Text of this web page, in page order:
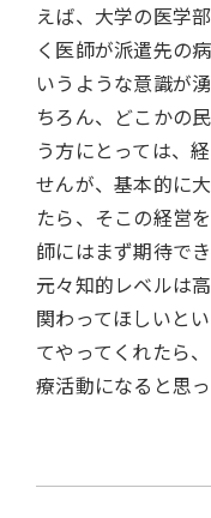
えば、大学の医学
く医師が派遣先の
いうような意識が
ちろん、どこかの
う方にとっては、
せんが、基本的に
たら、そこの経営
師にはまず期待で
元々知的レベルは
関わってほしいと
てやってくれたら
療活動になると思っ